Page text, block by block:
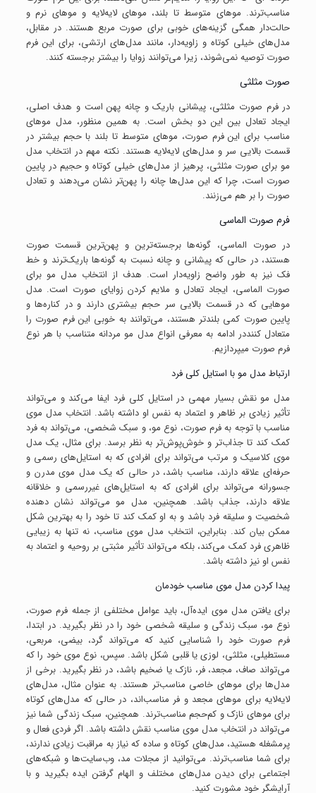
مناسب‌ترند. موهای متوسط تا بلند، موهای لایه‌لایه و موهای نرم و
حالت‌دار همگی گزینه‌های خوبی برای صورت مربع هستند. در مقابل،
مدل‌های خیلی کوتاه و زاویه‌دار، مانند مدل‌های ارتشی، برای این فرم
صورت توصیه نمی‌شوند، زیرا می‌توانند زوایا را بیشتر برجسته کنند.
صورت مثلثی
در فرم صورت مثلثی، پیشانی باریک و چانه پهن است و هدف اصلی،
ایجاد تعادل بین این دو بخش است. به همین منظور، مدل موهای
مناسب برای این فرم صورت، موهای متوسط تا بلند با حجم بیشتر در
قسمت بالایی سر و مدل‌های لایه‌لایه هستند. نکته مهم در انتخاب مدل
مو برای صورت مثلثی، پرهیز از مدل‌های خیلی کوتاه و حجیم در پایین
صورت است، چرا که این مدل‌ها چانه را پهن‌تر نشان می‌دهند و تعادل
صورت را بر هم می‌زنند.
فرم صورت الماسی
در صورت الماسی، گونه‌ها برجسته‌ترین و پهن‌ترین قسمت صورت
هستند، در حالی که پیشانی و چانه نسبت به گونه‌ها باریک‌ترند و خط
فک نیز به طور واضح زاویه‌دار است. هدف از انتخاب مدل مو برای
صورت الماسی، ایجاد تعادل و ملایم کردن زوایای صورت است. مدل
موهایی که در قسمت بالایی سر حجم بیشتری دارند و در کناره‌ها و
پایین صورت کمی بلندتر هستند، می‌توانند به خوبی این فرم صورت را
متعادل کننددر ادامه به معرفی انواع مدل مو مردانه متناسب با هر نوع
فرم صورت میپردازیم.
ارتباط مدل مو با استایل کلی فرد
مدل مو نقش بسیار مهمی در استایل کلی فرد ایفا می‌کند و می‌تواند
تأثیر زیادی بر ظاهر و اعتماد به نفس او داشته باشد. انتخاب مدل موی
مناسب با توجه به فرم صورت، نوع مو، و سبک شخصی، می‌تواند به فرد
کمک کند تا جذاب‌تر و خوش‌پوش‌تر به نظر برسد. برای مثال، یک مدل
موی کلاسیک و مرتب می‌تواند برای افرادی که به استایل‌های رسمی و
حرفه‌ای علاقه دارند، مناسب باشد، در حالی که یک مدل موی مدرن و
جسورانه می‌تواند برای افرادی که به استایل‌های غیررسمی و خلاقانه
علاقه دارند، جذاب باشد. همچنین، مدل مو می‌تواند نشان دهنده
شخصیت و سلیقه فرد باشد و به او کمک کند تا خود را به بهترین شکل
ممکن بیان کند. بنابراین، انتخاب مدل موی مناسب، نه تنها به زیبایی
ظاهری فرد کمک می‌کند، بلکه می‌تواند تأثیر مثبتی بر روحیه و اعتماد به
نفس او نیز داشته باشد.
پیدا کردن مدل موی مناسب خودمان
برای یافتن مدل موی ایده‌آل، باید عوامل مختلفی از جمله فرم صورت،
نوع مو، سبک زندگی و سلیقه شخصی خود را در نظر بگیرید. در ابتدا،
فرم صورت خود را شناسایی کنید که می‌تواند گرد، بیضی، مربعی،
مستطیلی، مثلثی، لوزی یا قلبی شکل باشد. سپس، نوع موی خود را که
می‌تواند صاف، مجعد، فر، نازک یا ضخیم باشد، در نظر بگیرید. برخی از
مدل‌ها برای موهای خاصی مناسب‌تر هستند. به عنوان مثال، مدل‌های
لایه‌لایه برای موهای مجعد و فر مناسب‌اند، در حالی که مدل‌های کوتاه
برای موهای نازک و کم‌حجم مناسب‌ترند. همچنین، سبک زندگی شما نیز
می‌تواند در انتخاب مدل موی مناسب نقش داشته باشد. اگر فردی فعال و
پرمشغله هستید، مدل‌های کوتاه و ساده که نیاز به مراقبت زیادی ندارند،
برای شما مناسب‌ترند. می‌توانید از مجلات مد، وب‌سایت‌ها و شبکه‌های
اجتماعی برای دیدن مدل‌های مختلف و الهام گرفتن ایده بگیرید و با
آرایشگر خود مشورت کنید.